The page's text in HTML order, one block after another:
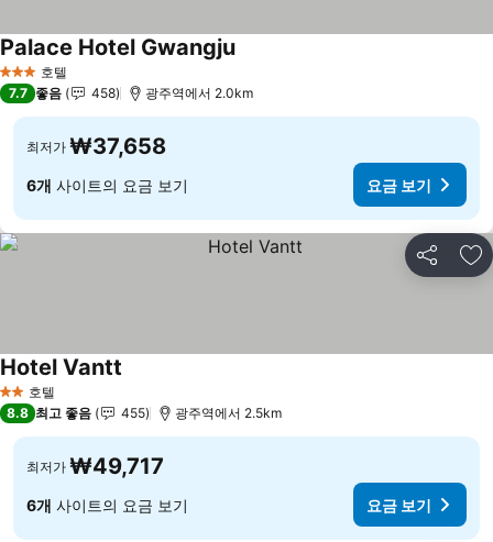
3 성급 호텔
Palace Hotel Gwangju요금 보기
7.7 좋음 458 광주역에서 2.0km
최저가 ₩37,658
6개 사이트의 요금 보기 요금 보기
공유 즐
2 성급호텔
Hotel Vantt
8.8 최고 좋음 455 광주역에서 2.5km
최저가 ₩49,717
6개 사이트의 요금 보기 요금 보기